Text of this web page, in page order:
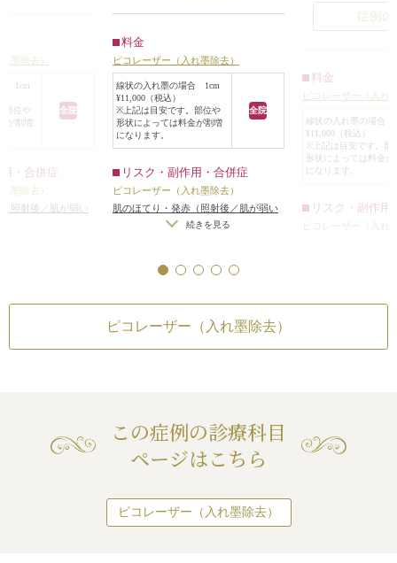
れて目立たなくな
かった部分や、髑
黒色の部分は多少
すが、施術前と施
墨除去）
1cm
部位や
が割増
全院
・合併症
墨除去）
照射後／肌が弱い
ています。カラー部分も薄く残りま
したが、面積が小さかったため、シ
ミのようになっているのがわかりま
す。全体的に見て、元々入っていた
入れ墨のデザインまでは解らない仕
上がりになっています。
料金
ピコレーザー（入れ墨除去）
線状の入れ墨の場合 1cm
¥11,000（税込）
※上記は目安です。部位や
形状によっては料金が割増
になります。
全院
リスク・副作用・合併症
ピコレーザー（入れ墨除去）
肌のほてり・発赤（照射後／肌が弱い
方・敏感肌の方）続きを見る
例だったため、肌
く、外科手術も必
施術後は、黒い色
なり、周りの肌の
になりました。
また、今回の場合
ザインでしたので
いた跡が繋がって
からは、入れ墨と
字は解読できない
症例
料金
ピコレーザー（入れ
線状の入れ墨の場合
¥11,000（税込）
※上記は目安です。部
形状によっては料金が
になります。
リスク・副作用
ピコレーザー（入れ
ピコレーザー（入れ墨除去）
この症例の診療科目
ページはこちら
ピコレーザー（入れ墨除去）